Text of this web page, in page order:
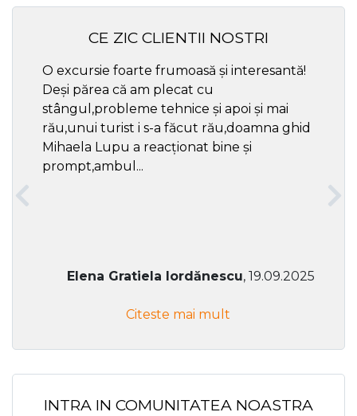
CE ZIC CLIENTII NOSTRI
O excursie foarte frumoasă și interesantă!
Deși părea că am plecat cu
stângul,probleme tehnice și apoi și mai
rău,unui turist i s-a făcut rău,doamna ghid
Mihaela Lupu a reacționat bine și
prompt,ambul...
Elena Gratiela Iordănescu, 19.09.2025
Citeste mai mult
INTRA IN COMUNITATEA NOASTRA